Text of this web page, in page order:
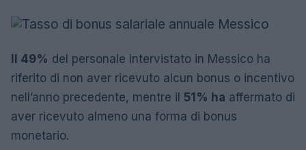
Il 49% del personale intervistato in Messico ha
riferito di non aver ricevuto alcun bonus o incentivo
nell’anno precedente, mentre il 51% ha affermato di
aver ricevuto almeno una forma di bonus
monetario.